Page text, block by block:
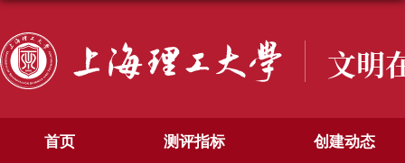
文明
首页 测评指标 创建动态